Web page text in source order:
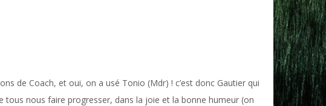
de Coach, et oui, on a usé Tonio (Mdr) ! c’est donc Gautier qui
tous nous faire progresser, dans la joie et la bonne humeur (on